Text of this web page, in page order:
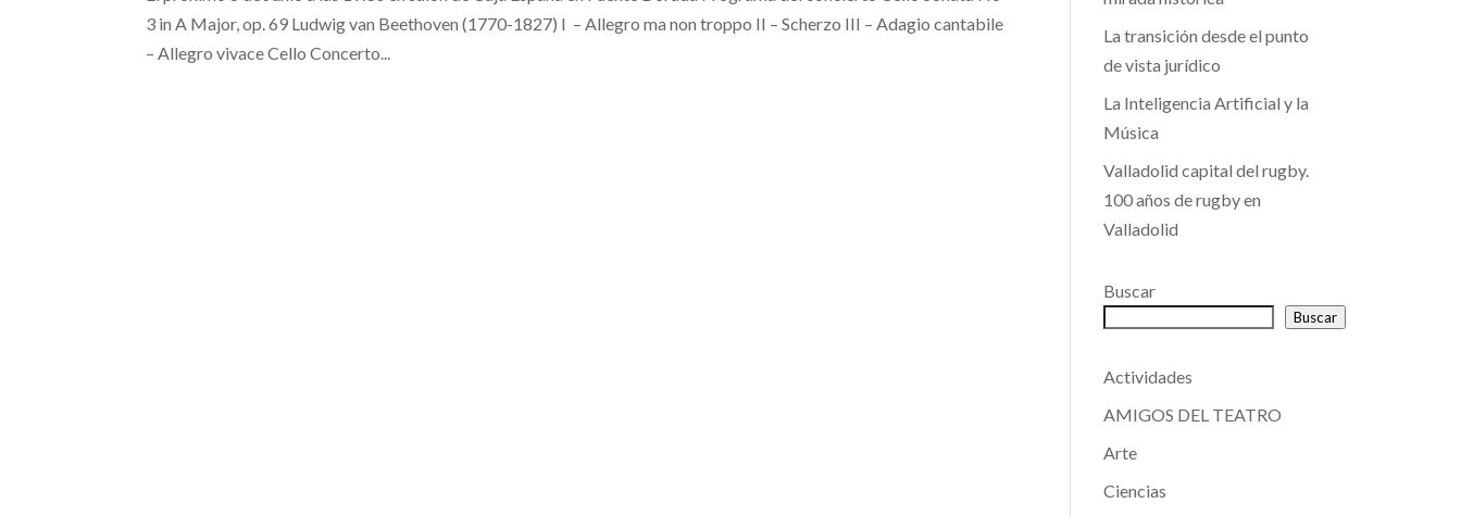
3 in A Major, op. 69 Ludwig van Beethoven (1770-1827) I – Allegro ma non troppo II – Scherzo III – Adagio cantabile
– Allegro vivace Cello Concerto...
La transición desde el punto
de vista jurídico
La Inteligencia Artificial y la
Música
Valladolid capital del rugby.
100 años de rugby en
Valladolid
Buscar
Buscar
Actividades
AMIGOS DEL TEATRO
Arte
Ciencias